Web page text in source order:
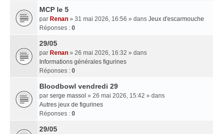
MCP le 5
par Renan » 31 mai 2026, 16:56 » dans Jeux d'escarmouche
Réponses : 0
29/05
par Renan » 26 mai 2026, 16:32 » dans
Informations générales figurines
Réponses : 0
Bloodbowl vendredi 29
par serge massol » 26 mai 2026, 15:42 » dans
Autres jeux de figurines
Réponses : 0
29/05